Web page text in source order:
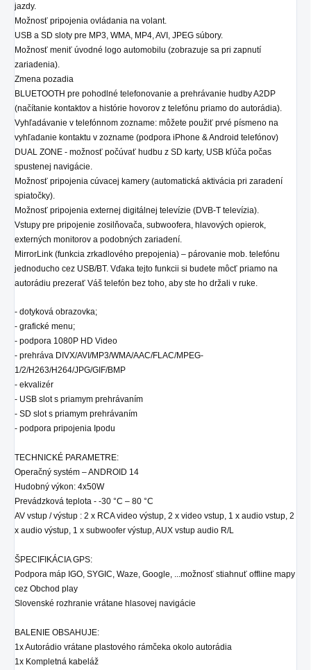
jazdy.
Možnosť pripojenia ovládania na volant.
USB a SD sloty pre MP3, WMA, MP4, AVI, JPEG súbory.
Možnosť meniť úvodné logo automobilu (zobrazuje sa pri zapnutí
zariadenia).
Zmena pozadia
BLUETOOTH pre pohodlné telefonovanie a prehrávanie hudby A2DP
(načítanie kontaktov a histórie hovorov z telefónu priamo do autorádia).
Vyhľadávanie v telefónnom zozname: môžete použiť prvé písmeno na
vyhľadanie kontaktu v zozname (podpora iPhone & Android telefónov)
DUAL ZONE - možnosť počúvať hudbu z SD karty, USB kľúča počas
spustenej navigácie.
Možnosť pripojenia cúvacej kamery (automatická aktivácia pri zaradení
spiatočky).
Možnosť pripojenia externej digitálnej televízie (DVB-T televízia).
Vstupy pre pripojenie zosilňovača, subwoofera, hlavových opierok,
externých monitorov a podobných zariadení.
MirrorLink (funkcia zrkadlového prepojenia) – párovanie mob. telefónu
jednoducho cez USB/BT. Vďaka tejto funkcii si budete môcť priamo na
autorádiu prezerať Váš telefón bez toho, aby ste ho držali v ruke.
- dotyková obrazovka;
- grafické menu;
- podpora 1080P HD Video
- prehráva DIVX/AVI/MP3/WMA/AAC/FLAC/MPEG-
1/2/H263/H264/JPG/GIF/BMP
- ekvalizér
- USB slot s priamym prehrávaním
- SD slots priamym prehrávaním
- podpora pripojenia Ipodu
TECHNICKÉ PARAMETRE:
Operačný systém – ANDROID 14
Hudobný výkon: 4x50W
Prevádzková teplota - -30 °C – 80 °C
AV vstup / výstup : 2 x RCA video výstup, 2 x video vstup, 1 x audio vstup, 2
x audio výstup, 1 x subwoofer výstup, AUX vstup audio R/L
ŠPECIFIKÁCIA GPS:
Podpora máp IGO, SYGIC, Waze, Google, ...možnosť stiahnuť offline mapy
cez Obchod play
Slovenské rozhranie vrátane hlasovej navigácie
BALENIE OBSAHUJE:
1x Autorádio vrátane plastového rámčeka okolo autorádia
1x Kompletná kabeláž